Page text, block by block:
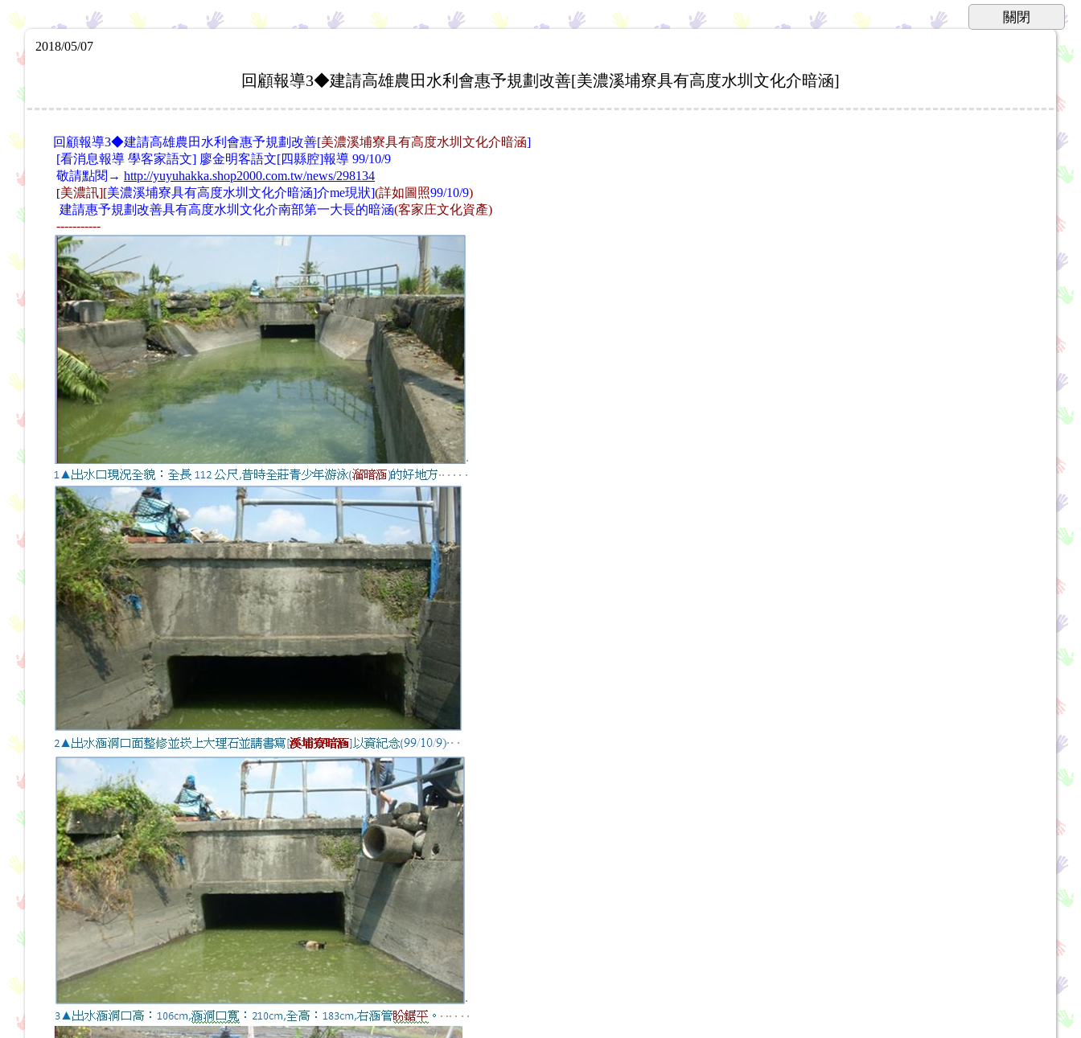
2018/05/07
回顧報導3◆建請高雄農田水利會惠予規劃改善[美濃溪埔寮具有高度水圳文化介暗涵]
回顧報導3◆建請高雄農田水利會惠予規劃改善[美濃溪埔寮具有高度水圳文化介暗涵]
[看消息報導 學客家語文] 廖金明客語文[四縣腔]報導 99/10/9
敬請點閱→ http://yuyuhakka.shop2000.com.tw/news/298134
[美濃訊][美濃溪埔寮具有高度水圳文化介暗涵]介me現狀](詳如圖照99/10/9)
建請惠予規劃改善具有高度水圳文化介南部第一大長的暗涵(客家庄文化資產)
-----------